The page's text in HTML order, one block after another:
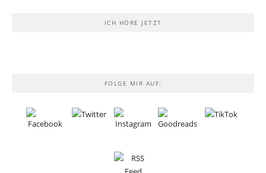
ICH HÖRE JETZT
FOLGE MIR AUF: